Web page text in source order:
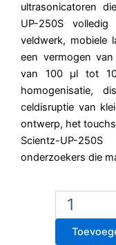
ultrasonicatoren
UP-250S
veldwerk, mobiele
een vermogen
van 100 µl tot
homogenisatie,
celdisruptie van
ontwerp, het
Scientz-UP-
onderzoekers die
Scientz-
UP-
250S
Handheld